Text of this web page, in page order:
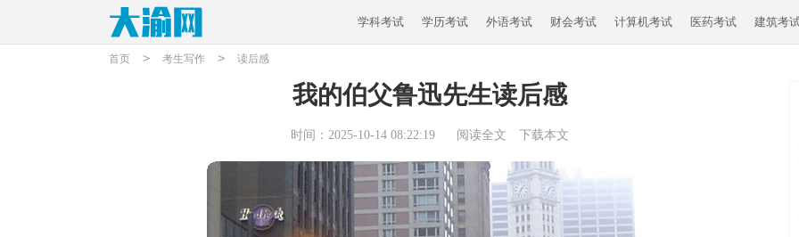
学科考试 学历考试 外语考试 财会考试 计算机考试 医药考试 建筑考
首页 > 考生写作 > 读后感
我的伯父鲁迅先生读后感
时间：2025-10-14 08:22:19 阅读全文 下载本文